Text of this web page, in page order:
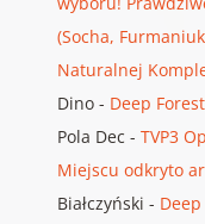
(Socha,
Naturalnej
Dino- Deep
Pola Dec - TVP3
Miejscu odkryto
Białczyński -